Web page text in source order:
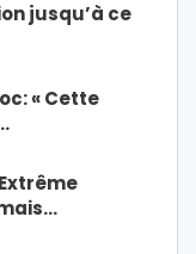
jusqu’à ce
« Cette